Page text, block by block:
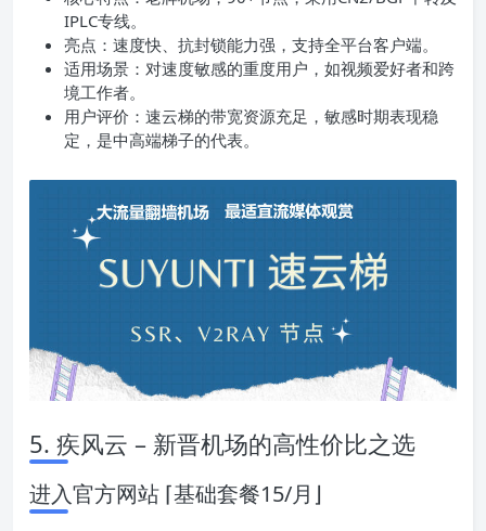
IPLC专线。
亮点：速度快、抗封锁能力强，支持全平台客户端。
适用场景：对速度敏感的重度用户，如视频爱好者和跨
境工作者。
用户评价：速云梯的带宽资源充足，敏感时期表现稳
定，是中高端梯子的代表。
5. 疾风云 – 新晋机场的高性价比之选
进入官方网站 ⌈基础套餐15/月⌋